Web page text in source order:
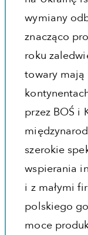
wymiany
znacząco
roku
towary mają
przez BOŚ i
szerokie
wspierania
i z małymi
polskiego
moce